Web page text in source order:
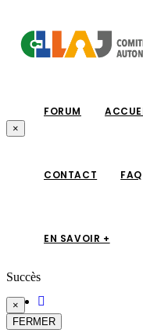
FORUM
CONTACT FAQ
EN SAVOIR +
×
Succès
×
FERMER